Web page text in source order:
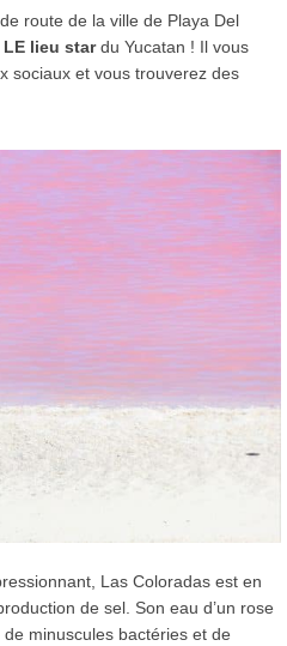
route de la ville de Playa Del
LE lieu stardu Yucatan ! Il vous
sociaux et vous trouverez des
Las Coloradas est en
de sel. Son eau d’un rose
minuscules bactéries et de